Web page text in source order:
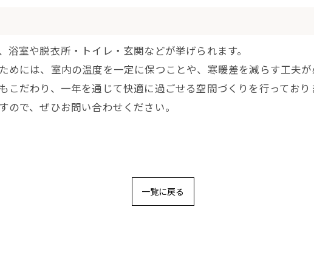
室や脱衣所・トイレ・玄関などが挙げられます。
には、室内の温度を一定に保つことや、寒暖差を減らす工夫が
こだわり、一年を通じて快適に過ごせる空間づくりを行っており
で、ぜひお問い合わせください。
一覧に戻る